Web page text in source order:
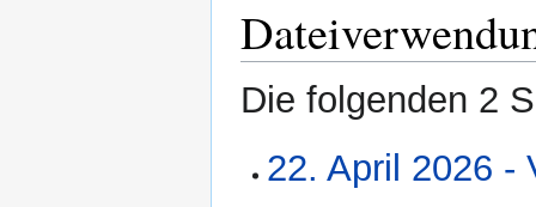
Die folgenden 2
22. April 2026 -